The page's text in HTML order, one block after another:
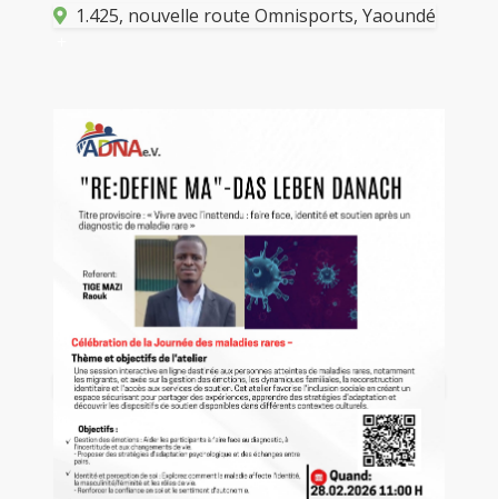
1.425, nouvelle route Omnisports, Yaoundé